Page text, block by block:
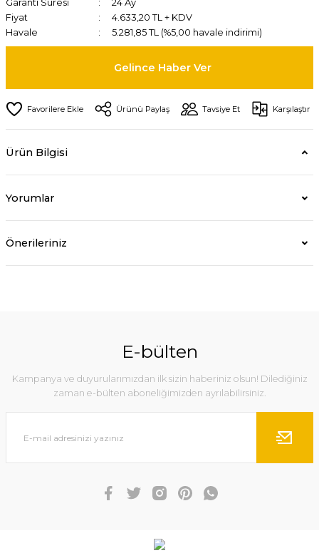
Garanti Süresi
24 Ay
Fiyat
4.633,20 TL + KDV
Havale
5.281,85 TL (%5,00 havale indirimi)
Gelince Haber Ver
Ürünü Paylaş Tavsiye Et Karşılaştır
Ürün Bilgisi
Yorumlar
Önerileriniz
E-bülten
Kampanya ve duyurularımızdan ilk sizin haberiniz olsun! Dilediğiniz
zaman e-bülten aboneliğimizden ayrılabilirsiniz.